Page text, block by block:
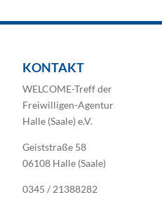
KONTAKT
WELCOME-Treff der
Freiwilligen-Agentur
Halle (Saale) e.V.
Geiststraße 58
06108 Halle (Saale)
0345 / 21388282